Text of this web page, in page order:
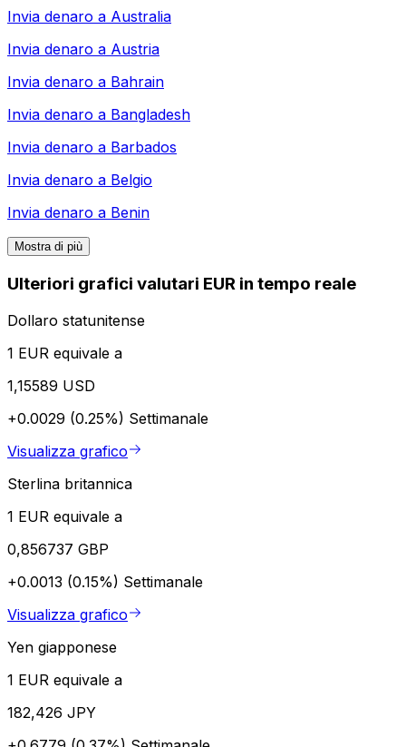
Invia denaro a Australia
Invia denaro a Austria
Invia denaro a Bahrain
Invia denaro a Bangladesh
Invia denaro a Barbados
Invia denaro a Belgio
Invia denaro a Benin
Mostra di più
Ulteriori grafici valutari EUR in tempo reale
Dollaro statunitense
1 EUR equivale a
1,15589 USD
+0.0029 (0.25%) Settimanale
Visualizza grafico
Sterlina britannica
1 EUR equivale a
0,856737 GBP
+0.0013 (0.15%) Settimanale
Visualizza grafico
Yen giapponese
1 EUR equivale a
182,426 JPY